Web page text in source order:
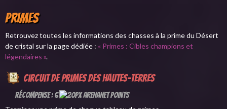
Primes
Retrouvez toutes les informations des chasses à la prime du Désert
de cristal sur la page dédiée : « Primes : Cibles champions et
légendaires ».
Circuit de primes des hautes-terres
Récompense : 6